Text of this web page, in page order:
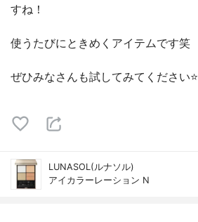
すね！
使うたびにときめくアイテムです笑
ぜひみなさんも試してみてください⭐️
LUNASOL(ルナソル)
アイカラーレーション N